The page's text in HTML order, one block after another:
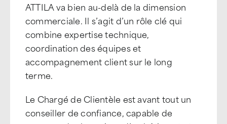
ATTILA va bien au-delà de la dimension
commerciale. Il s’agit d’un rôle clé qui
combine expertise technique,
coordination des équipes et
accompagnement client sur le long
terme.
Le Chargé de Clientèle est avant tout un
conseiller de confiance, capable de